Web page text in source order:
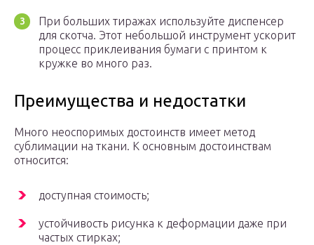
При больших тиражах используйте диспенсер
для скотча. Этот небольшой инструмент ускорит
процесс приклеивания бумаги с принтом к
кружке во много раз.
Преимущества и недостатки
Много неоспоримых достоинств имеет метод
сублимации на ткани. К основным достоинствам
относится:
доступная стоимость;
устойчивость рисунка к деформации даже при
частых стирках;